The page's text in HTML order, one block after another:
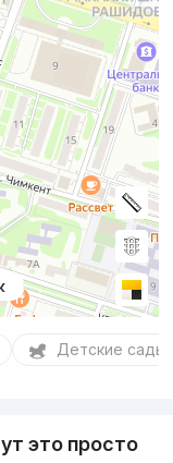
Детские сады
это просто